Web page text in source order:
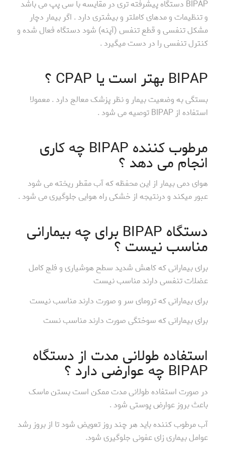
BIPAP دستگاه پیشرفته تری در مقایسه با سی پپ می باشد
و تنظیمات و مدهای کاملتر و بیشتری دارد . اگر بیمار دچار
مشکل تنفسی و قطع تنفس (آپنه) شود دستگاه فعال شده و
کنترل تنفسی را در دست میگیرد .
BIPAP بهتر است یا CPAP ؟
بستگی به وضعیت بیمار و نظر پزشک معالج دارد . معمولا
استفاده از BIPAP توصیه می شود .
مرطوب کننده BIPAP چه کاری
انجام می دهد ؟
هوای دمی بیمار از این محفظه که آب مقطر ریخته می شود
عبور میکند و درنتیجه از خشکی راه هوایی جلوگیری می شود .
دستگاه BIPAP برای چه بیمارانی
مناسب نیست ؟
برای بیمارانی که کاهش شدید سطح هوشیاری و فلج کامل
عضلات تنفسی دارند مناسب نیست
برای بیمارانی که ترومای سر و صورت دارند مناسب نیست
برای بیمارانی که سوختگی صورت دارند مناسب نست
استفاده طولانی مدت از دستگاه
BIPAP چه عوارضی دارد ؟
در صورت استفاده طولانی مدت ممکن است بستن ماسک
باعث بروز عوارض پوستی شود .
آب مرطوب کننده باید هر چند روز تعویض شود تا از بروز رشد
عوامل بیماری زای عفونی جلوگیری شود.